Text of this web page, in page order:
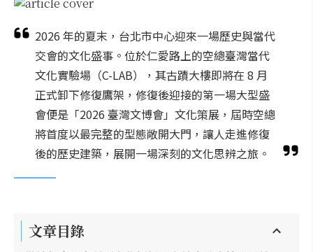
2026 年的夏末，台北市中心迎來一場歷史與當代
交會的文化盛事。位於仁愛路上的空總臺灣當代
文化實驗場（C-LAB），其古蹟大樓即將在 8 月
正式卸下修復鷹架，修復後迎接的第一場大型盛
會便是「2026 臺灣文博會」文化策展，屆時空總
將首度以最完整的型態敞開大門，讓人走進修復
後的歷史建築，展開一場深刻的文化思辨之旅。
文章目錄